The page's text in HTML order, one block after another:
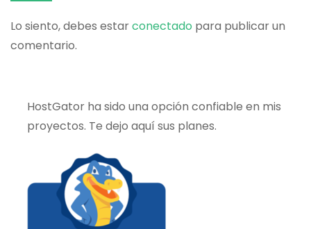
Lo siento, debes estarconectado para publicar un
comentario.
HostGator ha sido una opción confiable en mis
proyectos. Te dejo aquí sus planes.